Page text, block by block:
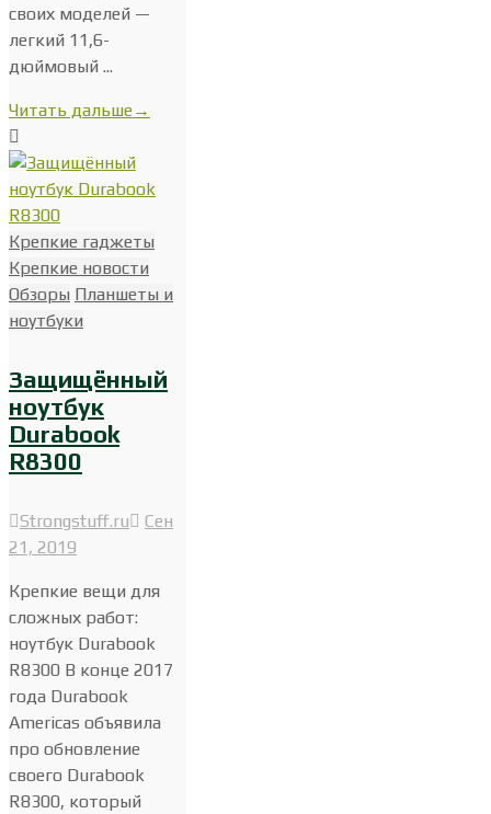
своих моделей —
легкий 11,6-
дюймовый ...
Читать дальше→
Крепкие гаджеты
Крепкие новости
Обзоры Планшеты и
ноутбуки
Защищённый
ноутбук
Durabook
R8300
Strongstuff.ru
Сен
21, 2019
Крепкие вещи для
сложных работ:
ноутбук Durabook
R8300 В конце 2017
года Durabook
Americas объявила
про обновление
своего Durabook
R8300, который